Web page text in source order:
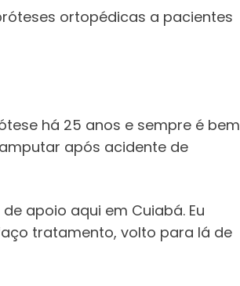
há 25 anos e sempre é bem
após acidente de
apoio aqui em Cuiabá. Eu
tratamento, volto para lá de